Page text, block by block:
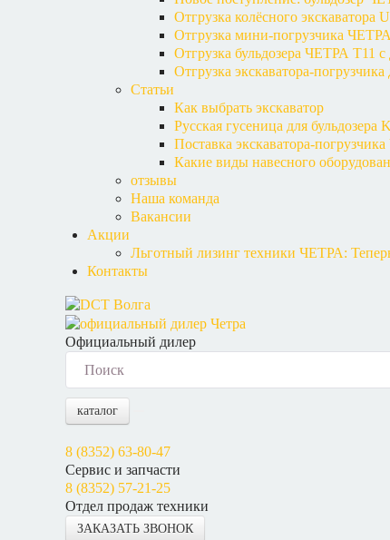
Отгрузка колёсного экскаватора
Отгрузка мини-погрузчика
Отгрузка бульдозера ЧЕТРА Т11
Отгрузка экскаватора-
Статьи
Как выбрать экскаватор
Русская гусеница для бульдозера
Поставка экскаватора-
Какие виды навесного
отзывы
Наша команда
Вакансии
Акции
Льготный лизинг техники ЧЕТРА:
Контакты
Официальный дилер
каталог
8 (8352) 63-80-47
Сервис и запчасти
8 (8352) 57-21-25
Отдел продаж техники
ЗАКАЗАТЬ ЗВОНОК